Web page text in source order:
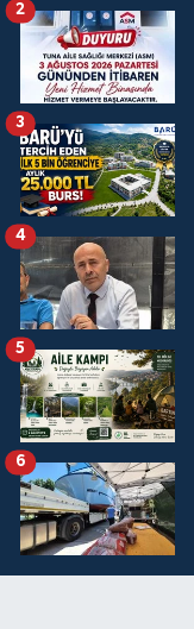
2
3
4
5
6